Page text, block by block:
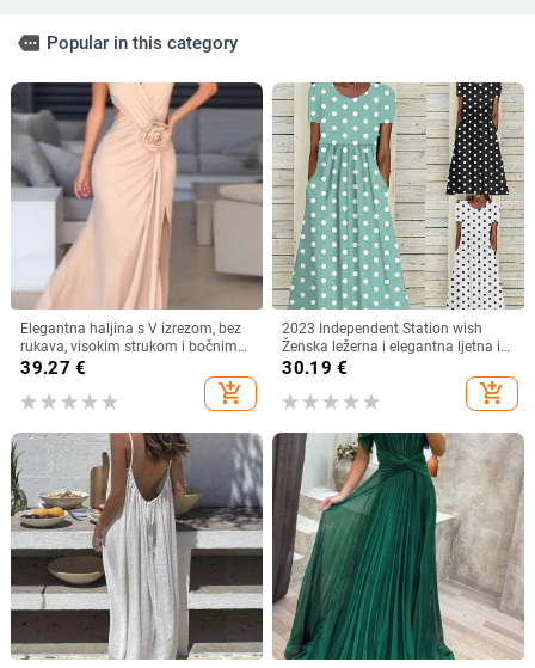
more Popular in this category
Elegantna haljina s V izrezom, bez
rukava, visokim strukom i bočnim
prorezom, od poliestera s
39.27 €
add_shopping_cart
2023 Independent Station wish
Ženska ležerna i elegantna ljetna i
jesenska nova haljina s printom i
točkicama, okruglim izrezom,
kratkih rukava i strukom
30.19 €
add_shopping_cart